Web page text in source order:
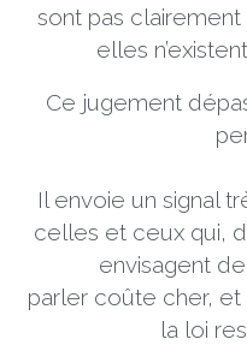
sont pas
elles
Ce jugement
Il envoie un signal
celles et ceux qui,
envisagent
parler coûte cher,
la loi